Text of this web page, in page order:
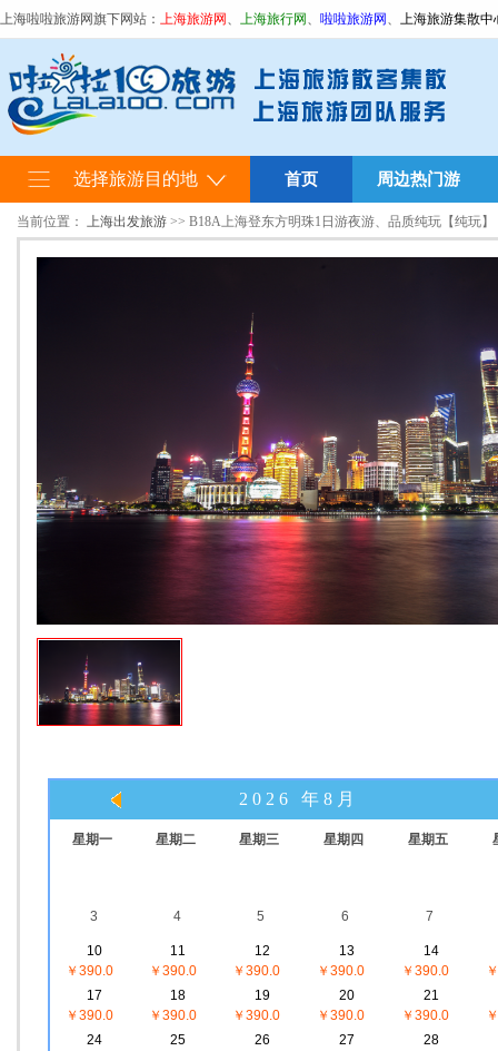
上海啦啦旅游网旗下网站： 上海旅游网 、 上海旅行网 、 啦啦旅游网 、 上海旅游集散中
选择旅游目的地 首页 周边热门游
当前位置： 上海出发旅游 >> B18A上海登东方明珠1日游夜游、品质纯玩【纯玩】
2026 年8月
星期一 星期二 星期三 星期四 星期五
3 4 5 6 7
10
￥390.0
11
￥390.0
12
￥390.0
13
￥390.0
14
￥390.0
17
￥390.0
18
￥390.0
19
￥390.0
20
￥390.0
21
￥390.0
24
25
26
27
28